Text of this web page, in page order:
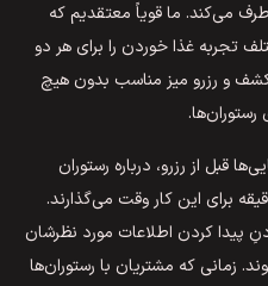
می‌کند. ما قویاً معتقدیم که
تجربه غذا خوردن را برای هر دو
کشف و رزرو میز مناسب بدون هیچ
از آمریکایی‌ها قبل از رزرو، درباره رستوران
می‌کنند و به طور متوسط ۲۱ دقیقه برای این کار وقت می‌گذارند.
بودنِ پیدا کردن اطلاعات مورد نظرشان
زمانی که مشتریان با رستوران‌ها